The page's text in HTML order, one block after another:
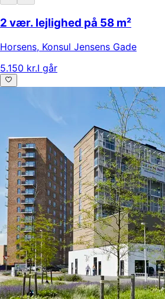
2 vær. lejlighed på 58 m²
Horsens, Konsul Jensens Gade
5.150 kr.I går